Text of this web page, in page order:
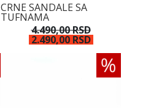
CRNE SANDALE SA
TUFNAMA
4.490,00 RSD
2.490,00 RSD